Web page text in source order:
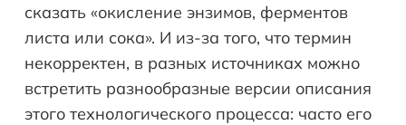
сказать «окисление энзимов, ферментов
листа или сока». И из-за того, что термин
некорректен, в разных источниках можно
встретить разнообразные версии описания
этого технологического процесса: часто его